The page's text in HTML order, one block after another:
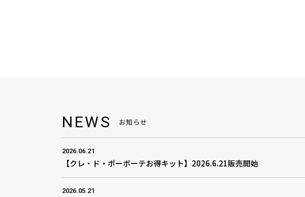
NEWS お知らせ
2026.06.21
【クレ・ド・ポーボーテお得キット】2026.6.21販売開始
2026.05.21